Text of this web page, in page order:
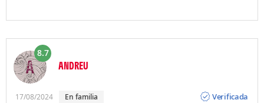
8.7
ANDREU
17/08/2024 En familia
Verificada